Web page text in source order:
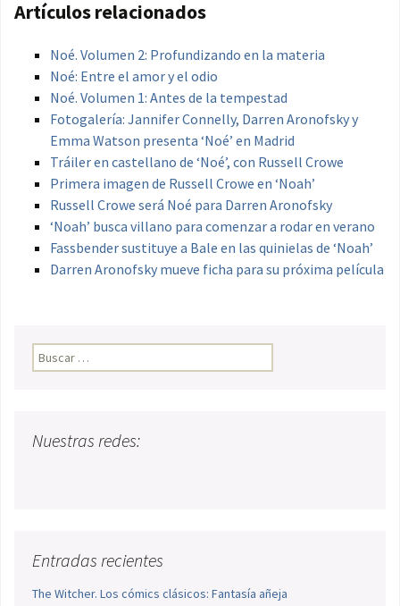
Artículos relacionados
Noé. Volumen 2: Profundizando en la materia
Noé: Entre el amor y el odio
Noé. Volumen 1: Antes de la tempestad
Fotogalería: Jannifer Connelly, Darren Aronofsky y
Emma Watson presenta ‘Noé’ en Madrid
Tráiler en castellano de ‘Noé’, con Russell Crowe
Primera imagen de Russell Crowe en ‘Noah’
Russell Crowe será Noé para Darren Aronofsky
‘Noah’ busca villano para comenzar a rodar en verano
Fassbender sustituye a Bale en las quinielas de ‘Noah’
Darren Aronofsky mueve ficha para su próxima película
Buscar:
Nuestras redes:
Entradas recientes
The Witcher. Los cómics clásicos: Fantasía añeja